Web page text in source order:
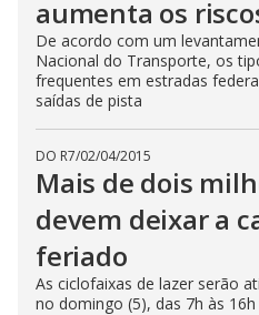
aumenta os
De acordo com um
Nacional do Transporte, os
frequentes em estradas
saídas de pista
DO R7/02/04/2015
Mais de dois
devem deixar a
feriado
As ciclofaixas de lazer serão
no domingo (5), das 7h às 16h